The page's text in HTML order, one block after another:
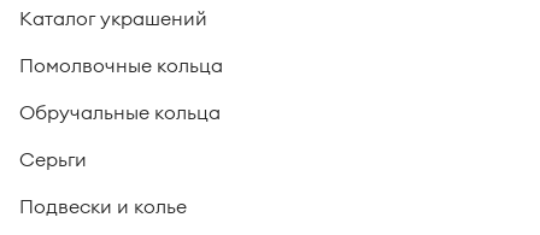
Каталог украшений
Помолвочные кольца
Обручальные кольца
Серьги
Подвески и колье